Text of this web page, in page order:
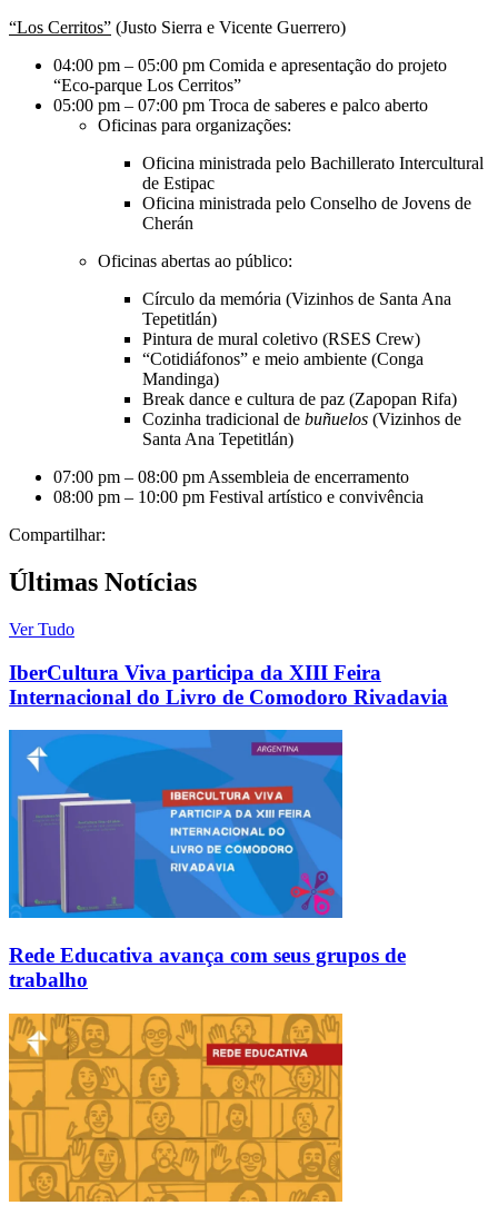
“Los Cerritos” (Justo Sierra e Vicente Guerrero)
04:00 pm – 05:00 pm Comida e apresentação do projeto
“Eco-parque Los Cerritos”
05:00 pm – 07:00 pm Troca de saberes e palco aberto
Oficinas para organizações:
Oficina ministrada pelo Bachillerato Intercultural
de Estipac
Oficina ministrada pelo Conselho de Jovens de
Cherán
Oficinas abertas ao público:
Círculo da memória (Vizinhos de Santa Ana
Tepetitlán)
Pintura de mural coletivo (RSES Crew)
“Cotidiáfonos” e meio ambiente (Conga
Mandinga)
Break dance e cultura de paz (Zapopan Rifa)
Cozinha tradicional de buñuelos (Vizinhos de
Santa Ana Tepetitlán)
07:00 pm – 08:00 pm Assembleia de encerramento
08:00 pm – 10:00 pm Festival artístico e convivência
Compartilhar:
Últimas Notícias
Ver Tudo
IberCultura Viva participa da XIII Feira
Internacional do Livro de Comodoro Rivadavia
Rede Educativa avança com seus grupos de
trabalho